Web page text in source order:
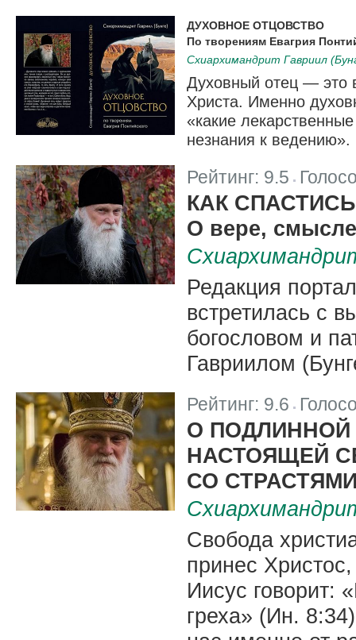
ДУХОВНОЕ ОТЦОВСТВО
По творениям Евагрия
Схиархимандрит Гавриил
Духовный отец — это
Христа. Именно
«какие
незнания к ведению».
Рейтинг: 9.5 |
КАК
О вере,
Редакция
встретилась с
богословом и
Гавриилом
Рейтинг: 9.6 |
О ПОДЛИННОЙ
НАСТОЯЩЕЙ
СО
Свобода
принес
Иисус говорит:
греха» (Ин.